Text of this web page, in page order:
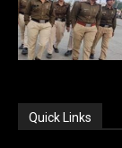
Quick Links